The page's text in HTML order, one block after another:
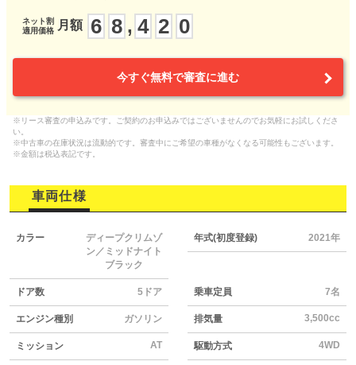
ネット割
適用価格
月額 6 8 , 4 2 0
今すぐ無料で審査に進む
※リース審査の申込みです。ご契約のお申込みではございませんのでお気軽にお試しくださ
い。
※中古車の在庫状況は流動的です。審査中にご希望の車種がなくなる可能性もございます。
※金額は税込表記です。
車両仕様
カラー
ディープクリムゾ
ン／ミッドナイト
ブラック
年式(初度登録) 2021年
ドア数 5ドア 乗車定員 7名
エンジン種別 ガソリン 排気量 3,500cc
ミッション AT 駆動方式 4WD